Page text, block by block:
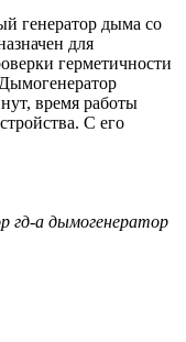
генератор дыма со
для
герметичности
время работы
С его
гд-а дымогенератор